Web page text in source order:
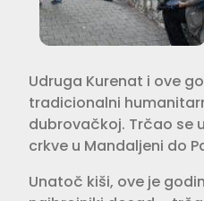
Udruga Kurenat i ove
tradicionalni
dubrovačkoj. Trčao se
crkve u Mandaljeni do
Unatoč kiši, ove je